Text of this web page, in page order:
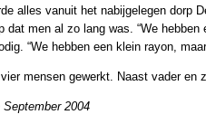
alles vanuit het nabijgelegen dorp
dat men al zo lang was. “We
“We hebben een klein rayon,
mensen gewerkt. Naast vader en
2004